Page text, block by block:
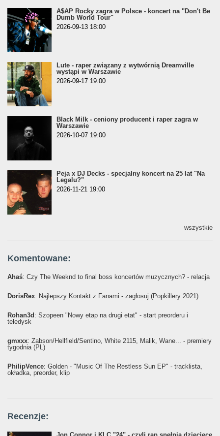
A$AP Rocky zagra w Polsce - koncert na "Don't Be
Dumb World Tour"
2026-09-13 18:00
Lute - raper związany z wytwórnią Dreamville
wystąpi w Warszawie
2026-09-17 19:00
Black Milk - ceniony producent i raper zagra w
Warszawie
2026-10-07 19:00
Peja x DJ Decks - specjalny koncert na 25 lat "Na
Legalu?"
2026-11-21 19:00
wszystkie
Komentowane:
Ahaś: Czy The Weeknd to final boss koncertów muzycznych? - relacja
DorisRex: Najlepszy Kontakt z Fanami - zagłosuj (Popkillery 2021)
Rohan3d : Szopeen "Nowy etap na drugi etat" - start preorderu i
teledysk
gmxxx: Żabson/Hellfield/Sentino, White 2115, Malik, Wane... - premiery
tygodnia (PL)
PhilipVence: Golden - "Music Of The Restless Sun EP" - tracklista,
okładka, preorder, klip
Recenzje: